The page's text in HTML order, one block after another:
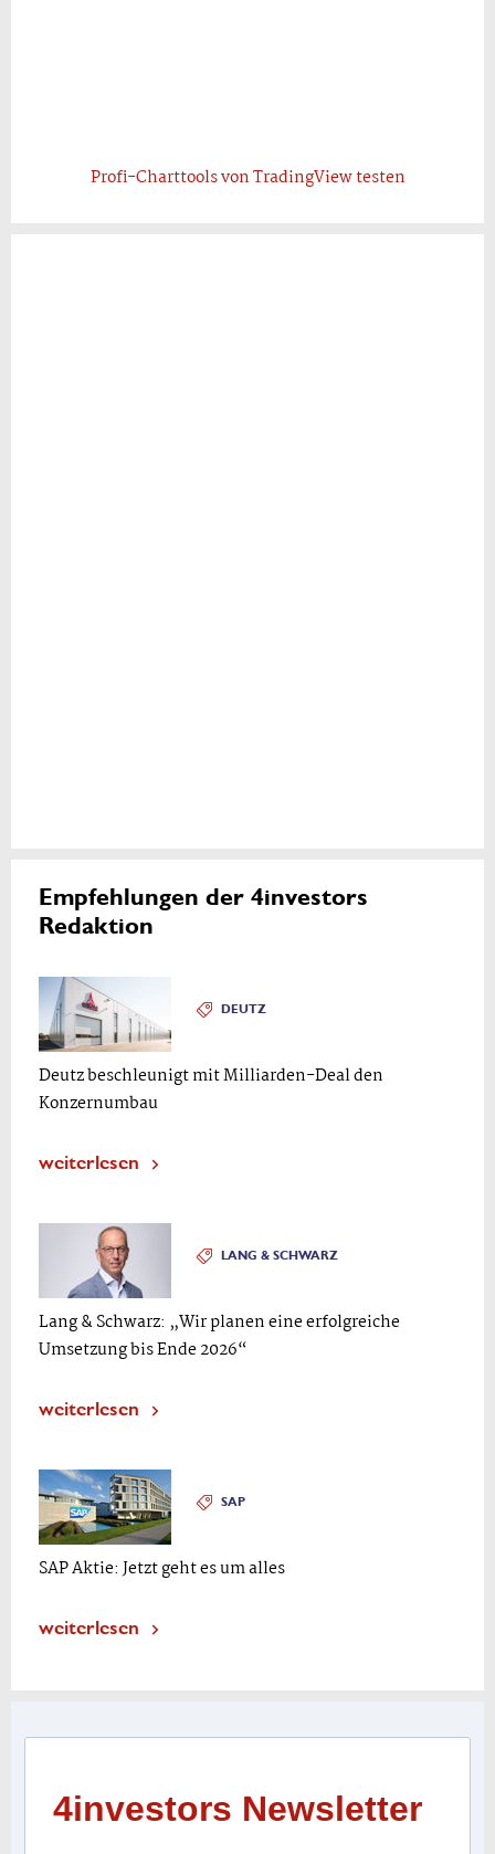
Profi-Charttools von TradingView testen
Empfehlungen der 4investors
Redaktion
DEUTZ
Deutz beschleunigt mit Milliarden-Deal den
Konzernumbau
weiterlesen
LANG & SCHWARZ
Lang & Schwarz: „Wir planen eine erfolgreiche
Umsetzung bis Ende 2026“
weiterlesen
SAP
SAP Aktie: Jetzt geht es um alles
weiterlesen
4investors Newsletter